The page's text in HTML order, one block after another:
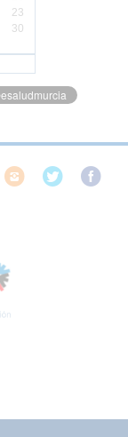
23
30